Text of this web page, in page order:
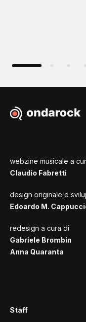
webzine musicale a
Claudio Fabretti
design originale e
Edoardo M.
redesign a cura di
Gabriele Brombin
Anna Quaranta
Staff